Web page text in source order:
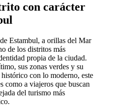
con carácter
Estambul, a orillas del Mar
de los distritos más
propia de la ciudad.
sus zonas verdes y su
con lo moderno, este
como a viajeros que buscan
del turismo más